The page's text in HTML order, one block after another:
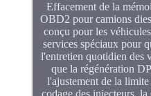
Effacement de la
OBD2 pour camions
conçu pour les
services spéciaux pour
l'entretien quotidien des
que la régénération
l'ajustement de la